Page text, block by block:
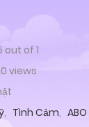
out of 1
views
, Tình Cảm, ABO